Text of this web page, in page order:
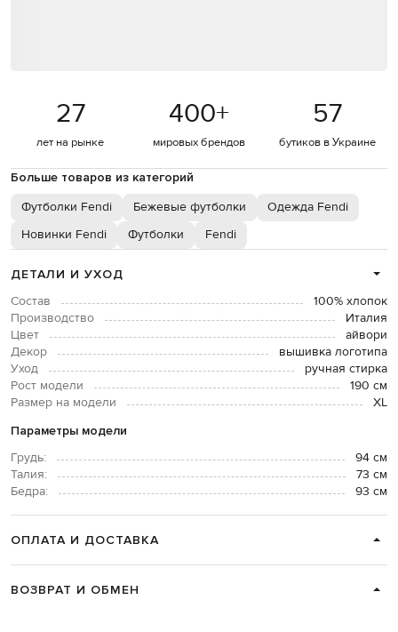
27
лет на рынке
400+
мировых брендов
57
бутиков в Украине
Больше товаров из категорий
Футболки Fendi Бежевые футболки
Одежда Fendi
Новинки Fendi
Футболки Fendi
ДЕТАЛИ И УХОД
Состав
100% хлопок
Производство
Италия
Цвет
айвори
Декор
вышивка логотипа
Уход
ручная стирка
Рост модели
190 см
Размер на модели
ХL
Параметры модели
Грудь:
94 см
Талия:
73 см
Бедра:
93 см
ОПЛАТА И ДОСТАВКА
ВОЗВРАТ И ОБМЕН